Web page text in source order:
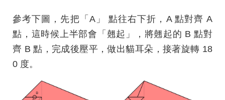
參考下圖，先把「A」 點往右下折，A 點對齊 A
點，這時候上半部會「翹起」，將翹起的 B 點對
齊 B 點，完成後壓平，做出貓耳朵，接著旋轉 18
0 度。